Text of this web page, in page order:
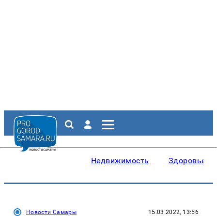
Недвижимость Здоровье
Новости Самары 15.03.2022, 13:56